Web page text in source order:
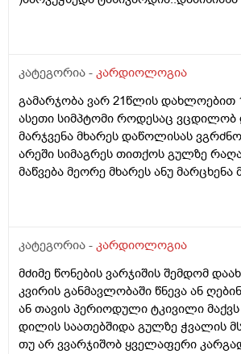
max 110. დავიწყე 6 დღეა მაგრამ
მაინც თავს კარგად ვერ
კატეგორია - კარდიოლოგია
გამარჯობა ვარ 21წლის დახლოებით
ასეთი სიმპტომი როდესაც ვცდილობ
მარჯვენა მხარეს დაწოლისას
არეში სიმაგრეს თითქოს გულზე
მაწვება მეორე მხარეს ანუ მარცხენა
იძულებული ვარ დავწვე
მაინტერესებს რისგან შეიძლება
კატეგორია - კარდიოლოგია
მძიმე წონების ვარჯიშის შემდომ
კვირის განმავლობაში წნევა ან
ან თავის პერიოდული ტკივილი
დილის საათებშიდა გულზე ჭვალის
თუ არ ვვარჯიშობ ყველაფერი